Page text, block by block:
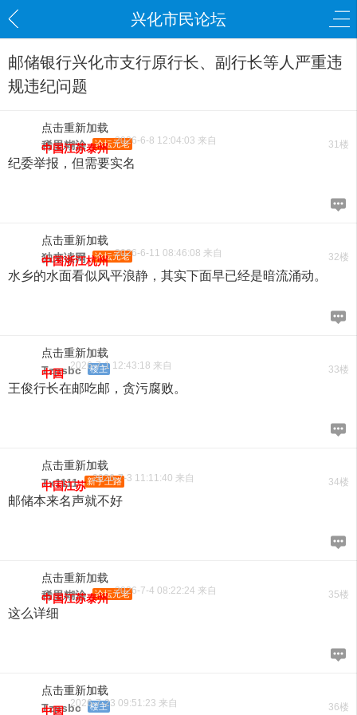
兴化市民论坛
邮储银行兴化市支行原行长、副行长等人严重违
规违纪问题
点击重新加载
31楼
稀里糊涂 论坛元老2026-6-8 12:04:03 来自
中国江苏泰州
纪委举报，但需要实名
点击重新加载
32楼
独来读网 论坛元老2026-6-11 08:46:08 来自
中国浙江杭州
水乡的水面看似风平浪静，其实下面早已经是暗流涌动。
点击重新加载
33楼
Tzpsbc 楼主
2026-7-1 12:43:18 来自
中国
王俊行长在邮吃邮，贪污腐败。
点击重新加载
34楼
Tx1111 新手上路
2026-7-3 11:11:40 来自
中国江苏
邮储本来名声就不好
点击重新加载
35楼
稀里糊涂 论坛元老2026-7-4 08:22:24 来自
中国江苏泰州
这么详细
点击重新加载
36楼
Tzpsbc 楼主
2026-7-23 09:51:23 来自
中国